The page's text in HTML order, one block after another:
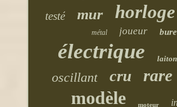
testé mur horloge
métal joueur
électrique laiton
oscillant cru rare
modèle moteur